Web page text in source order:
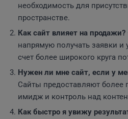
необходимость для
пространстве.
Как сайт влияет на продажи?
напрямую получать заявки и
счет более широкого круга
Нужен ли мне сайт, если у
Сайты предоставляют более
имидж и контроль над
Как быстро я увижу